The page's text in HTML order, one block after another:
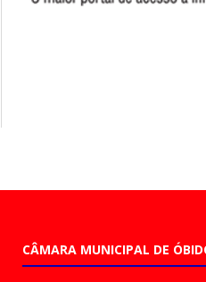
CÂMARA MUNICIPAL DE